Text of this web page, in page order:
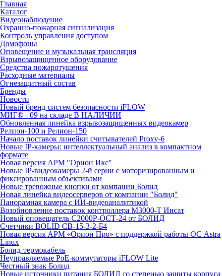
Главная
Каталог
Видеонаблюдение
Охранно-пожарная сигнализация
Контроль управления доступом
Домофоны
Оповещение и музыкальная трансляция
Взрывозащищенное оборудование
Средства пожаротушения
Расходные материалы
Огнезащитный состав
Бренды
Новости
Новый бренд систем безопасности iFLOW
МИГ® - 09 на складе В НАЛИЧИИ
Обновленная линейка взрывозащищенных видеокамер
Релион-100 и Релион-150
Начало поставок линейки считывателей Proxy-6
Новые IP-камеры: интеллектуальный анализ в компактном
формате
Новая версия АРМ "Орион Икс"
Новые IP-видеокамеры 2-й серии с моторизированным и
фиксированным объективами
Новые тревожные кнопки от компании Болид
Новая линейка видеосерверов от компании "Болид"
Панорамная камера с ИИ-видеоаналитикой
Возобновление поставок контроллера М3000-Т Инсат
Новый оповещатель С2000Р-ОСТ-24 от БОЛИД
Счетчики BOLID СВ-15-3-2-Б4
Новая версия АРМ «Орион Про» с поддержкой работы ОС Astra
Linux
Болид-термокабель
Неуправляемые PoE-коммутаторы iFLOW Lite
Честный знак Болид
Новые источники питания БОЛИД со степенью защиты корпуса